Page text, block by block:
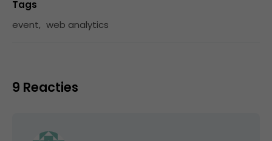
Tags
event, web analytics
9 Reacties